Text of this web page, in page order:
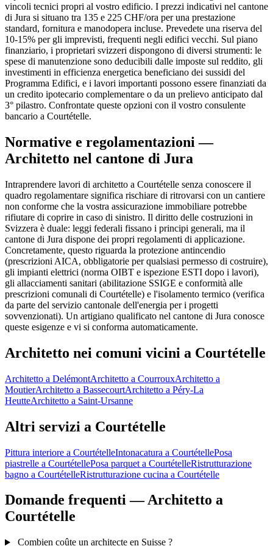
vincoli tecnici propri al vostro edificio. I prezzi indicativi nel cantone
di Jura si situano tra 135 e 225 CHF/ora per una prestazione
standard, fornitura e manodopera incluse. Prevedete una riserva del
10-15% per gli imprevisti, frequenti negli edifici vecchi. Sul piano
finanziario, i proprietari svizzeri dispongono di diversi strumenti: le
spese di manutenzione sono deducibili dalle imposte sul reddito, gli
investimenti in efficienza energetica beneficiano dei sussidi del
Programma Edifici, e i lavori importanti possono essere finanziati da
un credito ipotecario complementare o da un prelievo anticipato dal
3° pilastro. Confrontate queste opzioni con il vostro consulente
bancario a Courtételle.
Normative e regolamentazioni —
Architetto nel cantone di Jura
Intraprendere lavori di architetto a Courtételle senza conoscere il
quadro regolamentare significa rischiare di ritrovarsi con un cantiere
non conforme che la vostra assicurazione immobiliare potrebbe
rifiutare di coprire in caso di sinistro. Il diritto delle costruzioni in
Svizzera è duale: leggi federali fissano i principi generali, ma il
cantone di Jura dispone dei propri regolamenti di applicazione.
Concretamente, questo riguarda la protezione antincendio
(prescrizioni AICA, obbligatorie per qualsiasi permesso di costruire),
gli impianti elettrici (norma OIBT e ispezione ESTI dopo i lavori),
gli allacciamenti sanitari (abilitazione SSIGE e conformità alle
prescrizioni comunali di Courtételle) e l'isolamento termico (verifica
da parte del servizio cantonale dell'energia per i progetti
sovvenzionati). Un artigiano qualificato nel cantone di Jura conosce
queste esigenze e vi si conforma automaticamente.
Architetto nei comuni vicini a Courtételle
Architetto a DelémontArchitetto a CourrouxArchitetto a
MoutierArchitetto a BassecourtArchitetto a Péry-La
HeutteArchitetto a Saint-Ursanne
Altri servizi a Courtételle
Pittura interiore a CourtételleIntonacatura a CourtétellePosa
piastrelle a CourtétellePosa parquet a CourtételleRistrutturazione
bagno a CourtételleRistrutturazione cucina a Courtételle
Domande frequenti — Architetto a
Courtételle
Combien coûte un architecte en Suisse ?